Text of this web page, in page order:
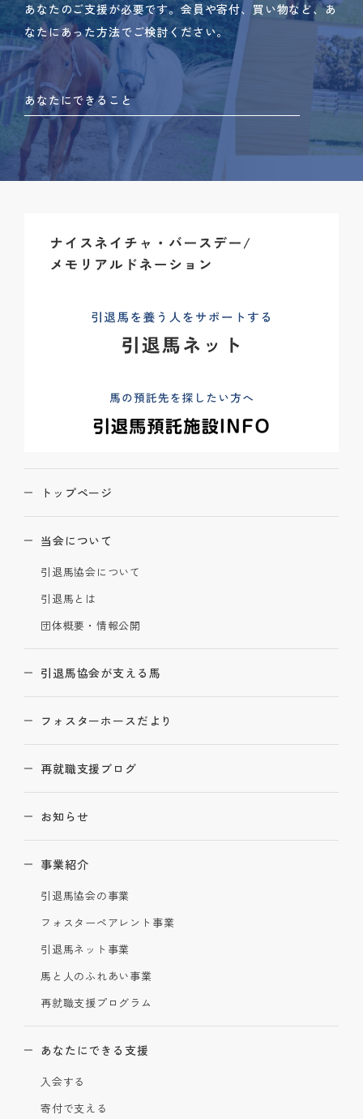
あなたのご支援が必要です。 会員や寄付、買い物など、あ
なたにあった方法でご検討ください。
あなたにできること
トップページ
当会について
引退馬協会について
引退馬とは
団体概要・情報公開
引退馬協会が支える馬
フォスターホースだより
再就職支援ブログ
お知らせ
事業紹介
引退馬協会の事業
フォスターペアレント事業
引退馬ネット事業
馬と人のふれあい事業
再就職支援プログラム
あなたにできる支援
入会する
寄付で支える